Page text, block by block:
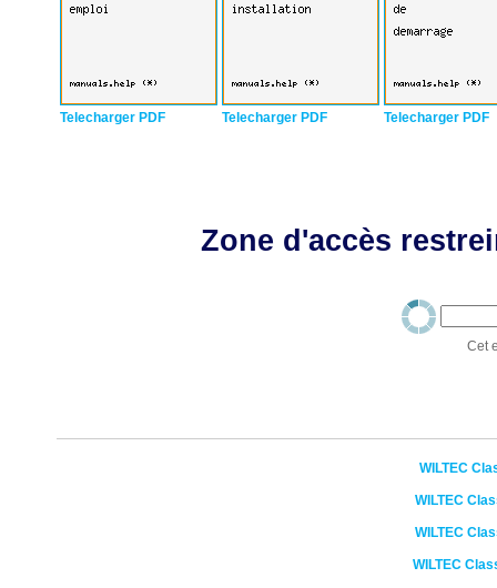
Telecharger PDF Telecharger PDF Telecharger PDF
Zone d'accès
Cet
WILTEC
WILTEC
WILTEC
WILTEC